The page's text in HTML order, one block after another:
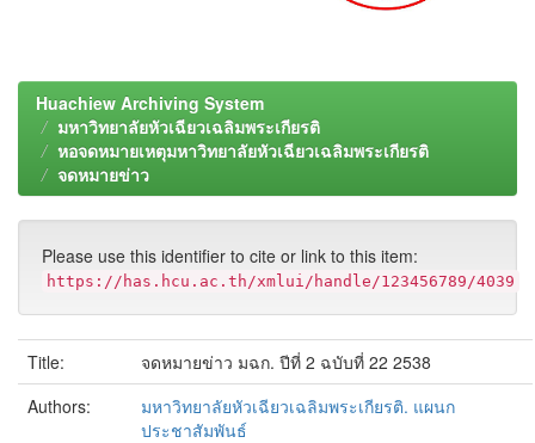
Huachiew Archiving System
มหาวิทยาลัยหัวเฉียวเฉลิมพระเกียรติ
หอจดหมายเหตุมหาวิทยาลัยหัวเฉียวเฉลิมพระเกียรติ
จดหมายข่าว
Please use this identifier to cite or link to this item:
https://has.hcu.ac.th/xmlui/handle/123456789/4039
Title:
จดหมายข่าว มฉก. ปีที่ 2 ฉบับที่ 22 2538
Authors:
มหาวิทยาลัยหัวเฉียวเฉลิมพระเกียรติ. แผนก
ประชาสัมพันธ์